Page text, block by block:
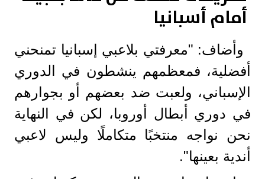
أمام أسبانيا
وأضاف: "معرفتي بلاعبي إسبانيا تمنحني
أفضلية، فمعظمهم ينشطون في الدوري
الإسباني، ولعبت ضد بعضهم أو بجوارهم
في دوري أبطال أوروبا، لكن في النهاية
نحن نواجه منتخبًا متكاملًا وليس لاعبي
أندية بعينها".